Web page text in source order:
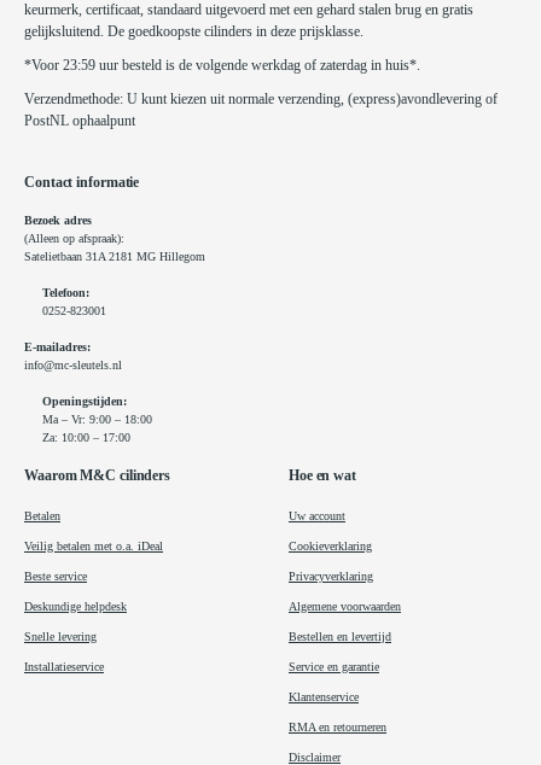
keurmerk, certificaat, standaard uitgevoerd met een gehard stalen brug en gratis
gelijksluitend. De goedkoopste cilinders in deze prijsklasse.
*Voor 23:59 uur besteld is de volgende werkdag of zaterdag in huis*.
Verzendmethode: U kunt kiezen uit normale verzending, (express)avondlevering of
PostNL ophaalpunt
Contact informatie
Bezoek adres
(Alleen op afspraak):
Satelietbaan 31A 2181 MG Hillegom
Telefoon:
0252-823001
E-mailadres:
info@mc-sleutels.nl
Openingstijden:
Ma – Vr: 9:00 – 18:00
Za: 10:00 – 17:00
Waarom M&C cilinders
Betalen
Veilig betalen met o.a. iDeal
Beste service
Deskundige helpdesk
Snelle levering
Installatieservice
Hoe en wat
Uw account
Cookieverklaring
Privacyverklaring
Algemene voorwaarden
Bestellen en levertijd
Service en garantie
Klantenservice
RMA en retourneren
Disclaimer